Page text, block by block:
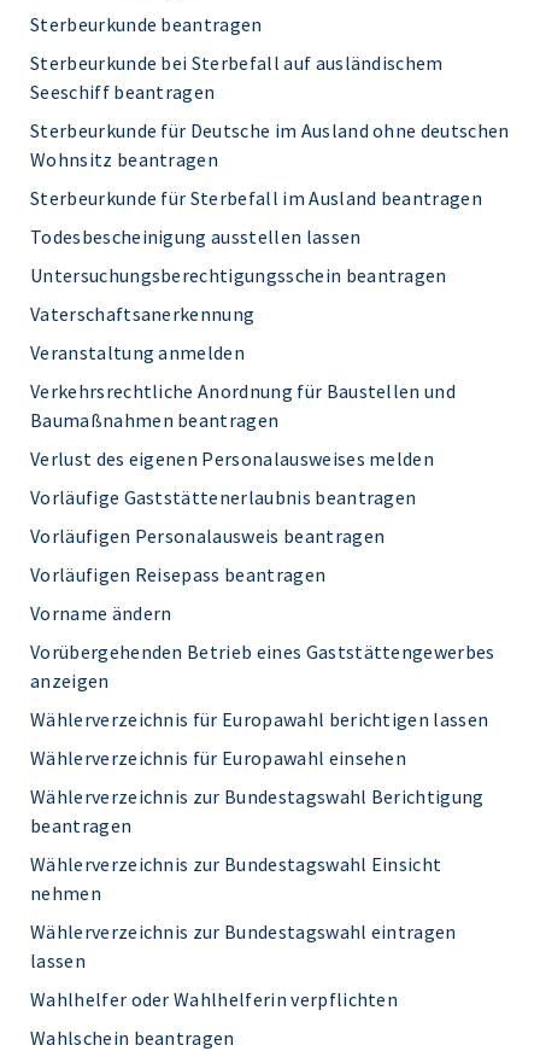
Sterbeurkunde beantragen
Sterbeurkunde bei Sterbefall auf ausländischem
Seeschiff beantragen
Sterbeurkunde für Deutsche im Ausland ohne deutschen
Wohnsitz beantragen
Sterbeurkunde für Sterbefall im Ausland beantragen
Todesbescheinigung ausstellen lassen
Untersuchungsberechtigungsschein beantragen
Vaterschaftsanerkennung
Veranstaltung anmelden
Verkehrsrechtliche Anordnung für Baustellen und
Baumaßnahmen beantragen
Verlust des eigenen Personalausweises melden
Vorläufige Gaststättenerlaubnis beantragen
Vorläufigen Personalausweis beantragen
Vorläufigen Reisepass beantragen
Vorname ändern
Vorübergehenden Betrieb eines Gaststättengewerbes
anzeigen
Wählerverzeichnis für Europawahl berichtigen lassen
Wählerverzeichnis für Europawahl einsehen
Wählerverzeichnis zur Bundestagswahl Berichtigung
beantragen
Wählerverzeichnis zur Bundestagswahl Einsicht
nehmen
Wählerverzeichnis zur Bundestagswahl eintragen
lassen
Wahlhelfer oder Wahlhelferin verpflichten
Wahlschein beantragen